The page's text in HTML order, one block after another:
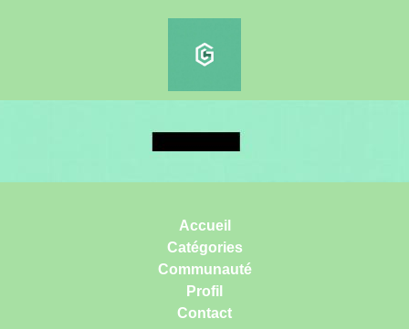
Accueil
Catégories
Communauté
Profil
Contact